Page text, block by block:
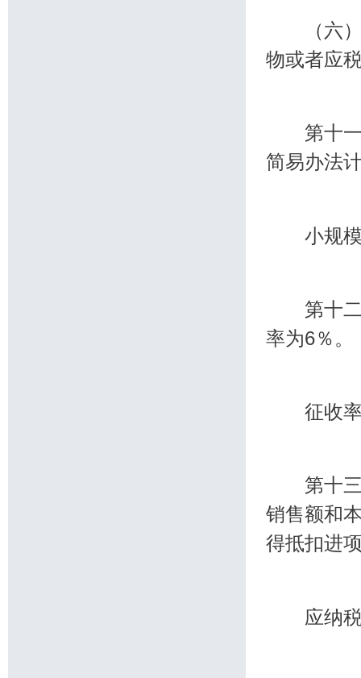
（六）
物或者应
第十一
简易办法
小规模
第十二
率为6％。
征收率
第十三
销售额和
得抵扣进
应纳税